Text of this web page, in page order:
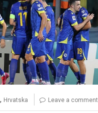
, Hrvatska Leave a comment